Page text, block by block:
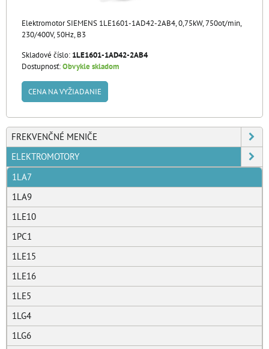
Elektromotor SIEMENS 1LE1601-1AD42-2AB4, 0,75kW, 750ot/min,
230/400V, 50Hz, B3
Skladové číslo: 1LE1601-1AD42-2AB4
Dostupnosť:Obvykle skladom
CENA NA VYŽIADANIE
FREKVENČNÉ MENIČE
ELEKTROMOTORY
1LA7
1LA9
1LE10
1PC1
1LE15
1LE16
1LE5
1LG4
1LG6